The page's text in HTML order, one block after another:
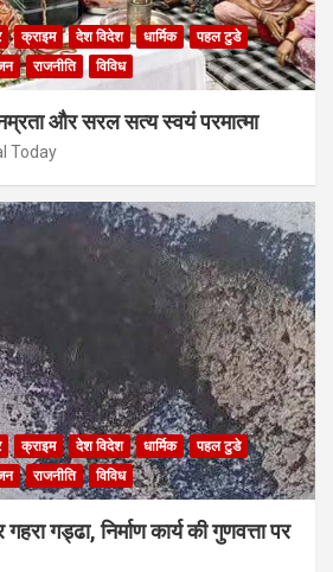
क्राइम देश विदेश धार्मिक
पहल टुडे
राजनीति विविध
और सरल सत्य स्वयं परमात्मा
Today
क्राइम देश विदेश धार्मिक
पहल टुडे
राजनीति विविध
गड्ढा, निर्माण कार्य की गुणवत्ता पर